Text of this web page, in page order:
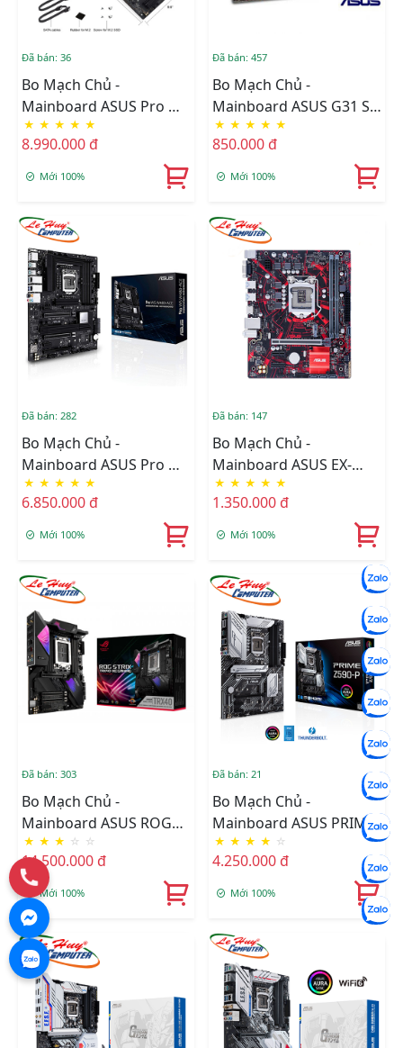
Đã bán: 36
Bo Mạch Chủ -
Mainboard ASUS Pro WS
W680-ACE
★ ★ ★ ★ ★
8.990.000 đ
Mới 100%
Đã bán: 457
Bo Mạch Chủ -
Mainboard ASUS G31 SK
775 BH 1 Năm
★ ★ ★ ★ ★
850.000 đ
Mới 100%
Đã bán: 282
Bo Mạch Chủ -
Mainboard ASUS Pro WS
W480-ACE
★ ★ ★ ★ ★
6.850.000 đ
Mới 100%
Đã bán: 147
Bo Mạch Chủ -
Mainboard ASUS EX-
B365M-V5 Renew BH 3
Năm
★ ★ ★ ★ ★
1.350.000 đ
Mới 100%
Đã bán: 303
Bo Mạch Chủ -
Mainboard ASUS ROG
STRIX TRX40-XE GAMING
★ ★ ★ ☆ ☆
14.500.000 đ
Mới 100%
Đã bán: 21
Bo Mạch Chủ -
Mainboard ASUS PRIME
Z590-P
★ ★ ★ ★ ☆
4.250.000 đ
Mới 100%